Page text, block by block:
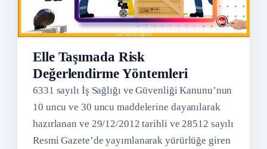
Elle Taşımada Risk
Değerlendirme Yöntemleri
6331 sayılı İş Sağlığı ve Güvenliği Kanunu’nun
10 uncu ve 30 uncu maddelerine dayanılarak
hazırlanan ve 29/12/2012 tarihli ve 28512 sayılı
Resmi Gazete’de yayımlanarak yürürlüğe giren